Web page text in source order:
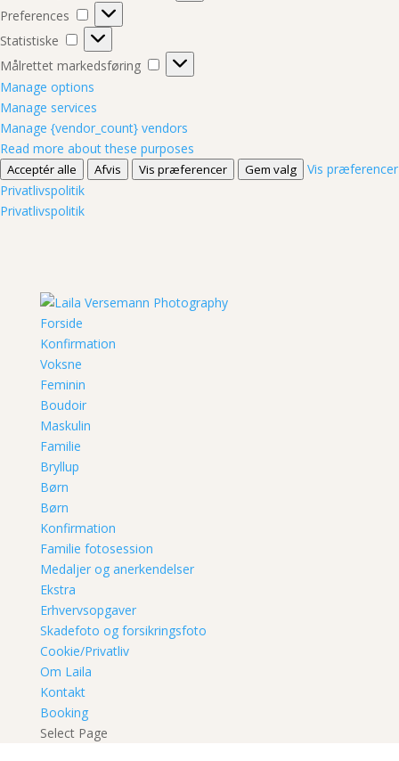
Preferences
Preferences
Statistiske
Statistiske
Målrettet markedsføring
Målrettet
markedsføring
Manage options
Manage services
Manage {vendor_count} vendors
Read more about these purposes
Acceptér alle Afvis Vis præferencer Gem valg
Vis præferencer
Privatlivspolitik
Privatlivspolitik
Forside
Konfirmation
Voksne
Feminin
Boudoir
Maskulin
Familie
Bryllup
Børn
Børn
Konfirmation
Familie fotosession
Medaljer og anerkendelser
Ekstra
Erhvervsopgaver
Skadefoto og forsikringsfoto
Cookie/Privatliv
Om Laila
Kontakt
Booking
Select Page